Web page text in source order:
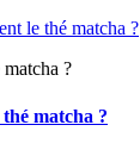
?
matcha ?